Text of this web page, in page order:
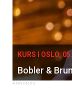
KURS I OSLO,
Bobler &